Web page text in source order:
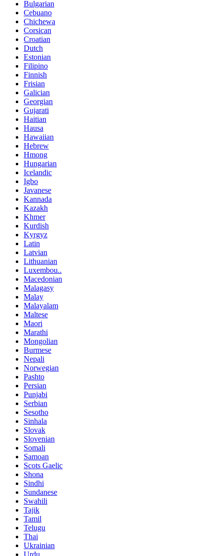
Bulgarian
Cebuano
Chichewa
Corsican
Croatian
Dutch
Estonian
Filipino
Finnish
Frisian
Galician
Georgian
Gujarati
Haitian
Hausa
Hawaiian
Hebrew
Hmong
Hungarian
Icelandic
Igbo
Javanese
Kannada
Kazakh
Khmer
Kurdish
Kyrgyz
Latin
Latvian
Lithuanian
Luxembou..
Macedonian
Malagasy
Malay
Malayalam
Maltese
Maori
Marathi
Mongolian
Burmese
Nepali
Norwegian
Pashto
Persian
Punjabi
Serbian
Sesotho
Sinhala
Slovak
Slovenian
Somali
Samoan
Scots Gaelic
Shona
Sindhi
Sundanese
Swahili
Tajik
Tamil
Telugu
Thai
Ukrainian
Urdu